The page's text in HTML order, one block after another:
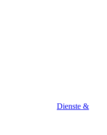
Dienste &